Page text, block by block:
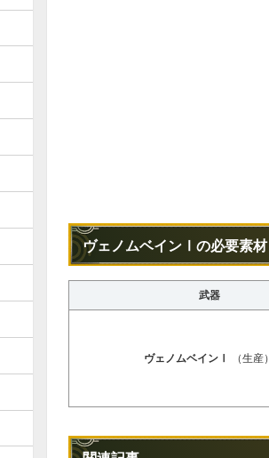
ヴェノムベインⅠの必要素材
武器
ヴェノムベインⅠ （生産）